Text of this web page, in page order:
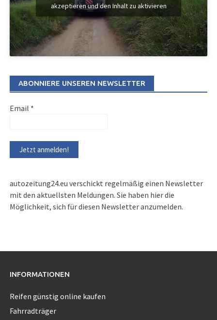
akzeptieren und den Inhalt zu aktivieren
ABONNIERE UNSEREN NEWSLETTER
Email *
autozeitung24.eu verschickt regelmäßig einen Newsletter
mit den aktuellsten Meldungen. Sie haben hier die
Möglichkeit, sich für diesen Newsletter anzumelden.
INFORMATIONEN
Reifen günstig online kaufen
Fahrradträger